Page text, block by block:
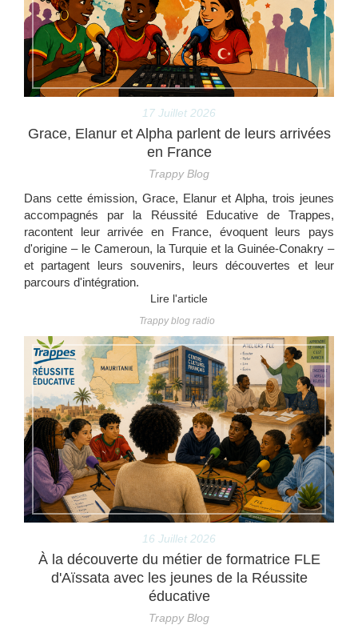
17 Juillet 2026
Grace, Elanur et Alpha parlent de leurs arrivées
en France
Trappy Blog
Dans cette émission, Grace, Elanur et Alpha, trois jeunes
accompagnés par la Réussité Educative de Trappes,
racontent leur arrivée en France, évoquent leurs pays
d'origine – le Cameroun, la Turquie et la Guinée-Conakry –
et partagent leurs souvenirs, leurs découvertes et leur
parcours d'intégration.
Lire l'article
Trappy blog radio
16 Juillet 2026
À la découverte du métier de formatrice FLE
d'Aïssata avec les jeunes de la Réussite
éducative
Trappy Blog